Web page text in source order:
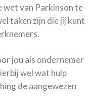
wet van Parkinson te
taken zijn die jij kunt
jou als ondernemer
wel wat hulp
de aangewezen